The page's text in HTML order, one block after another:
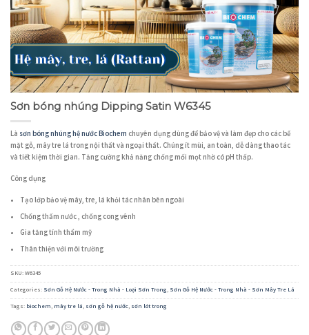
Sơn bóng nhúng Dipping Satin W6345
Là sơn bóng nhúng hệ nước Biochem chuyên dụng dùng để bảo vệ và làm đẹp cho các bề
mặt gỗ, mây tre lá trong nội thất và ngoại thất. Chúng ít mùi, an toàn, dễ dàng thao tác
và tiết kiệm thời gian. Tăng cường khả năng chống mối mọt nhờ có pH thấp.
Công dụng
Tạo lớp bảo vệ mây, tre, lá khỏi tác nhân bên ngoài
Chống thấm nước , chống cong vênh
Gia tăng tính thẩm mỹ
Thân thiện với môi trường
SKU:W6345
Categories: Sơn Gỗ Hệ Nước - Trong Nhà - Loại Sơn Trong, Sơn Gỗ Hệ Nước - Trong Nhà - Sơn Mây Tre Lá
Tags: biochem, mây tre lá, sơn gỗ hệ nước, sơn lót trong